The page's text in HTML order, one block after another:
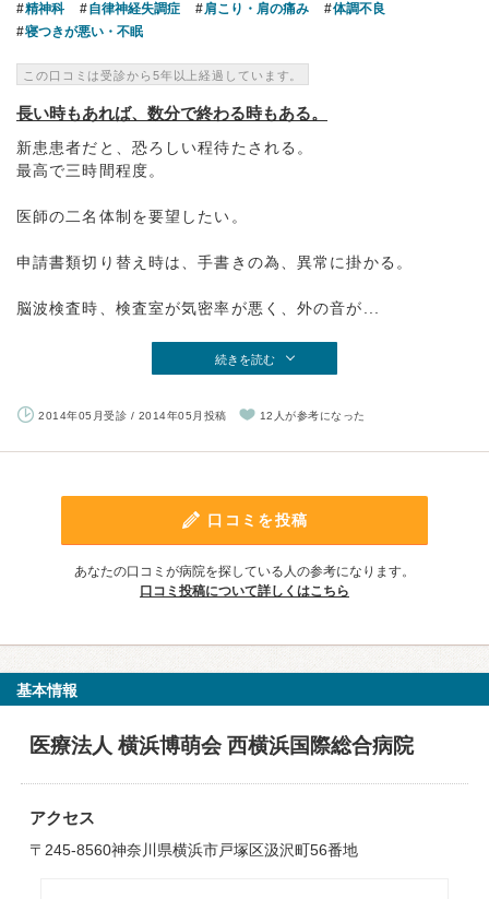
精神科 自律神経失調症 肩こり・肩の痛み
体調不良
寝つきが悪い・不眠
この口コミは受診から5年以上経過しています。
長い時もあれば、数分で終わる時もある。
新患患者だと、恐ろしい程待たされる。
最高で三時間程度。
医師の二名体制を要望したい。
申請書類切り替え時は、手書きの為、異常に掛かる。
脳波検査時、検査室が気密率が悪く、外の音が...
続きを読む
2014年05月受診 / 2014年05月投稿 12人が参考になった
口コミを投稿
あなたの口コミが病院を探している人の参考になります。
口コミ投稿について詳しくはこちら
基本情報
医療法人 横浜博萌会 西横浜国際総合病院
アクセス
〒245-8560神奈川県横浜市戸塚区汲沢町56番地